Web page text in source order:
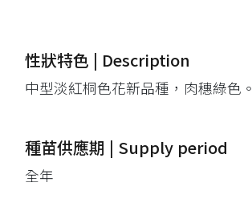
性狀特色 | Description
中型淡紅桐色花新品種，肉穗綠色。
種苗供應期 | Supply period
全年